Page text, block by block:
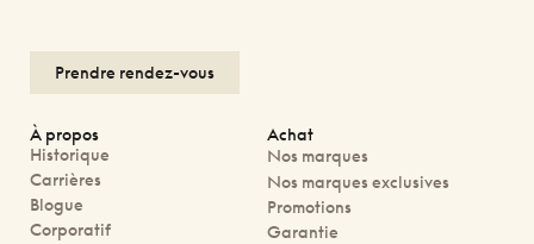
Prendre rendez-vous
À propos
Historique
Carrières
Blogue
Corporatif
Achat
Nos marques
Nos marques exclusives
Promotions
Garantie